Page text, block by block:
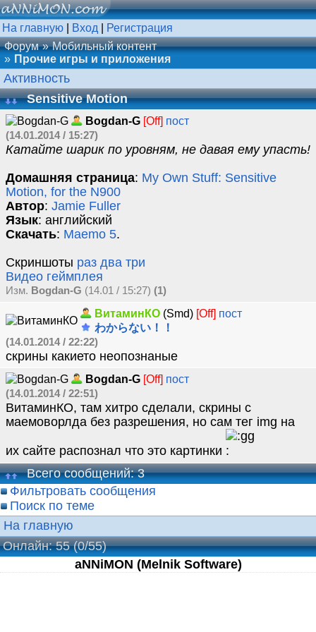
На главную Вход
Регистрация
Форум
Мобильный контент
Прочие игры и приложения
Активность
Sensitive Motion
Bogdan-G [Off] пост
(14.01.2014 / 15:27)
Катайте шарик по уровням, не давая ему упасть!
Домашняя страница: My Own Stuff: Sensitive
Motion, for the N900
Автор: Jamie Fuller
Язык: английский
Скачать: Maemo 5.
Скриншоты раз два три
Видео геймплея
Изм. Bogdan-G (14.01 / 15:27) (1)
ВитаминКО (Smd) [Off] пост
わからない！！
(14.01.2014 / 22:22)
скрины какието неопознаные
Bogdan-G [Off] пост
(14.01.2014 / 22:51)
ВитаминКО, там хитро сделали, скрины с
маемоворлда без разрешения, но сам тег img на
их сайте распознал что это картинки
Всего сообщений: 3
Фильтровать сообщения
Поиск по теме
На главную
Онлайн: 55(0/55)
aNNiMON (Melnik Software)